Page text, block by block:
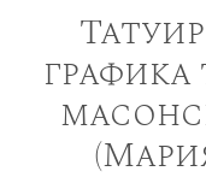
графика